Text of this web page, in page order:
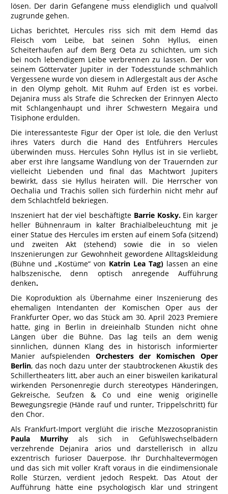
lösen. Der darin Gefangene muss elendiglich und qualvoll
zugrunde gehen.
Lichas berichtet, Hercules riss sich mit dem Hemd das
Fleisch vom Leibe, bat seinen Sohn Hyllus, einen
Scheiterhaufen auf dem Berg Oeta zu schichten, um sich
bei noch lebendigem Leibe verbrennen zu lassen. Der von
seinem Göttervater Jupiter in der Todesstunde schmählich
Vergessene wurde von diesem in Adlergestalt aus der Asche
in den Olymp geholt. Mit Ruhm auf Erden ist es vorbei.
Dejanira muss als Strafe die Schrecken der Erinnyen Alecto
mit Schlangenhaupt und ihrer Schwestern Megaira und
Tisiphone erdulden.
Die interessanteste Figur der Oper ist Iole, die den Verlust
ihres Vaters durch die Hand des Entführers Hercules
überwinden muss. Hercules Sohn Hyllus ist in sie verliebt,
aber erst ihre langsame Wandlung von der Trauernden zur
vielleicht Liebenden und final das Machtwort Jupiters
bewirkt, dass sie Hyllus heiraten will. Die Herrscher von
Oechalia und Trachis sollen sich fürderhin nicht mehr auf
dem Schlachtfeld bekriegen.
Inszeniert hat der viel beschäftigte Barrie Kosky. Ein karger
heller Bühnenraum in kalter Brachialbeleuchtung mit je
einer Statue des Hercules im ersten auf einem Sofa (sitzend)
und zweiten Akt (stehend) sowie die in so vielen
Inszenierungen zur Gewohnheit gewordene Alltagskleidung
(Bühne und „Kostüme“ von Katrin Lea Tag) lassen an eine
halbszenische, denn optisch anregende Aufführung
denken.
Die Koproduktion als Übernahme einer Inszenierung des
ehemaligen Intendanten der Komischen Oper aus der
Frankfurter Oper, wo das Stück am 30. April 2023 Premiere
hatte, ging in Berlin in dreieinhalb Stunden nicht ohne
Längen über die Bühne. Das lag teils an dem wenig
sinnlichen, dünnen Klang des in historisch informierter
Manier aufspielenden Orchesters der Komischen Oper
Berlin, das noch dazu unter der staubtrockenen Akustik des
Schillertheaters litt, aber auch an einer bisweilen karikatural
wirkenden Personenregie durch stereotypes Händeringen,
Gekreische, Seufzen & Co und eine wenig originelle
Bewegungsregie (Hände rauf und runter, Trippelschritt) für
den Chor.
Als Frankfurt-Import verglüht die irische Mezzosopranistin
Paula Murrihy als sich in Gefühlswechselbädern
verzehrende Dejanira arios und darstellerisch in allzu
exzentrisch furioser Dauerpose. Ihr Durchhaltevermögen
und das sich mit voller Kraft voraus in die eindimensionale
Rolle Stürzen, verdient jedoch Respekt. Das Atout der
Aufführung hätte eine psychologisch klar und stringent